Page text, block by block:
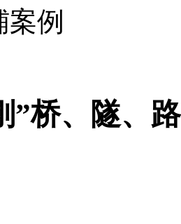
例
”桥、隧、